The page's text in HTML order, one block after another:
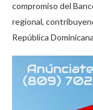
compromiso del
regional,
República